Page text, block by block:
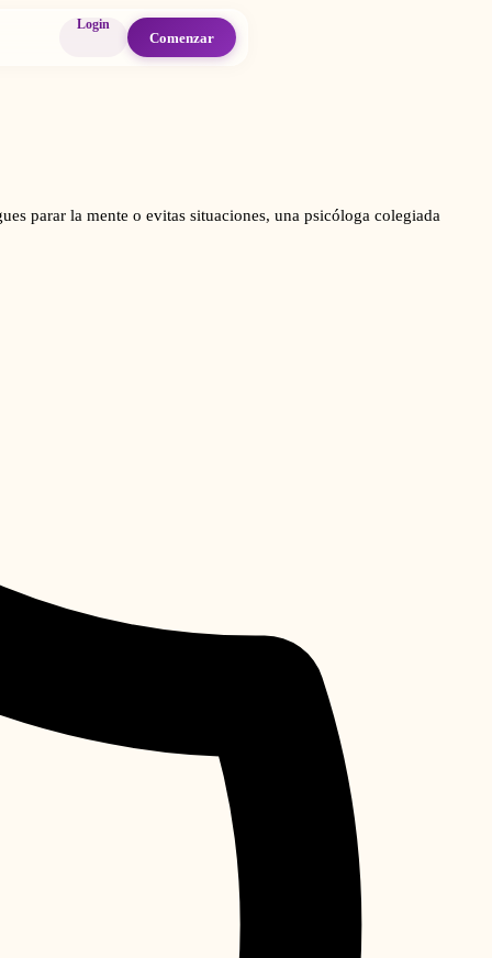
Login
Comenzar
parar la mente o evitas situaciones, una psicóloga colegiada